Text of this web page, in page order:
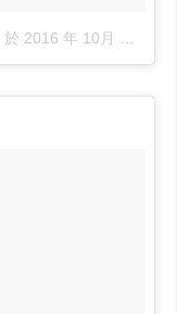
於 2016 年 10月 月 16 3:40上午 PDT